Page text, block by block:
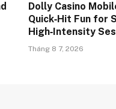
Dolly Casino
Quick‑Hit Fun for
High‑Intensity
Tháng 8 7, 2026